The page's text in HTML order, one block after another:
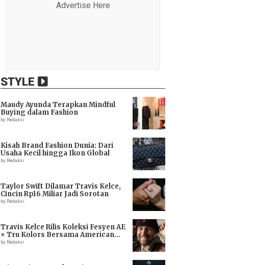
Advertise Here
STYLE
Maudy Ayunda Terapkan Mindful
Buying dalam Fashion
by Redaksi
Kisah Brand Fashion Dunia: Dari
Usaha Kecil hingga Ikon Global
by Redaksi
Taylor Swift Dilamar Travis Kelce,
Cincin Rp16 Miliar Jadi Sorotan
by Redaksi
Travis Kelce Rilis Koleksi Fesyen AE
× Tru Kolors Bersama American
Eagle
by Redaksi